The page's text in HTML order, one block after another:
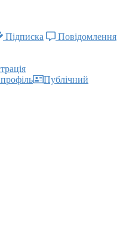
Підписка
Повідомлення
Публічний